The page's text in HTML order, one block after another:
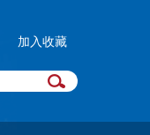
加入收藏